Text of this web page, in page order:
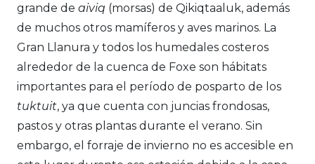
grande de aiviq (morsas) de Qikiqtaaluk, además
de muchos otros mamíferos y aves marinos. La
Gran Llanura y todos los humedales costeros
alrededor de la cuenca de Foxe son hábitats
importantes para el período de posparto de los
tuktuit, ya que cuenta con juncias frondosas,
pastos y otras plantas durante el verano. Sin
embargo, el forraje de invierno no es accesible en